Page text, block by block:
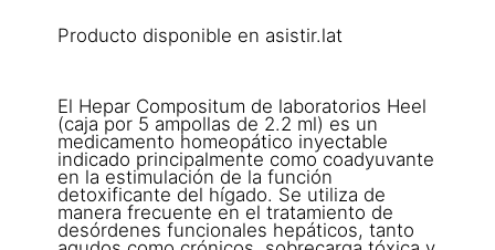
Producto disponible en asistir.lat
El Hepar Compositum de laboratorios Heel
(caja por 5 ampollas de 2.2 ml) es un
medicamento homeopático inyectable
indicado principalmente como coadyuvante
en la estimulación de la función
detoxificante del hígado. Se utiliza de
manera frecuente en el tratamiento de
desórdenes funcionales hepáticos, tanto